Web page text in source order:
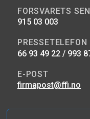
FORSVARETS
915 03 003
PRESSETELEFON
66 93 49 22 / 993
E-POST
firmapost@ffi.no